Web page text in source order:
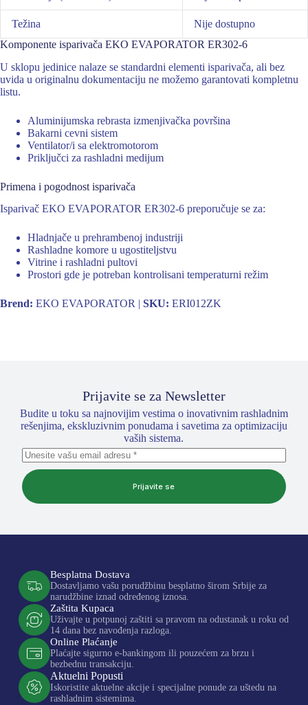
Težina
Nije dostupno
Komponente isparivača EKO EVAPORATOR ER302-6
U sklopu jedinice nalaze se standardni elementi isparivača, ali bez
uvida u originalnu dokumentaciju ne možemo garantovati kompletnu
listu.
Aluminijumska rebrasta izmenjivačka površina
Bakarni cevni sistem
Ventilator/i sa elektromotorom
Priključci za rashladni medijum
Primena i pogodnost isparivača
Isparivač EKO EVAPORATOR ER302-6 preporučuje se za:
Hladnjače u prehrambenoj industriji
Rashladne komore u ugostiteljstvu
Vitrine i rashladni pultovi
Prostori gde je potreban kontrolisani temperaturni režim
Brend: EKO EVAPORATOR | SKU: ERI012ZK
Prijavite se za Newsletter
Budite u toku sa najnovijim vestima o inovativnim rashladnim
rešenjima, ekskluzivnim ponudama i savetima za optimizaciju
vaših sistema.
Prijavite se
Besplatna Dostava
Dostavljamo vašu porudžbinu besplatno širom Srbije za
narudžbine iznad određenog iznosa.
Zaštita Kupaca
Uživajte u potpunoj zaštiti sa pravom na odustanak u roku od
14 dana bez navođenja razloga.
Online Plaćanje
Plaćajte sigurno e-bankingom ili pouzećem za brzu i
bezbednu transakciju.
Aktuelni Popusti
Iskoristite aktuelne akcije i specijalne ponude za uštedu na
rashladnim sistemima.